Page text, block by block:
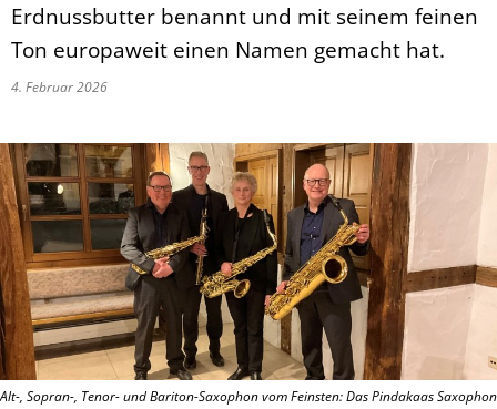
Erdnussbutter benannt und mit seinem feinen
Ton europaweit einen Namen gemacht hat.
4. Februar 2026
Alt-, Sopran-, Tenor- und Bariton-Saxophon vom Feinsten: Das Pindakaas Saxophon